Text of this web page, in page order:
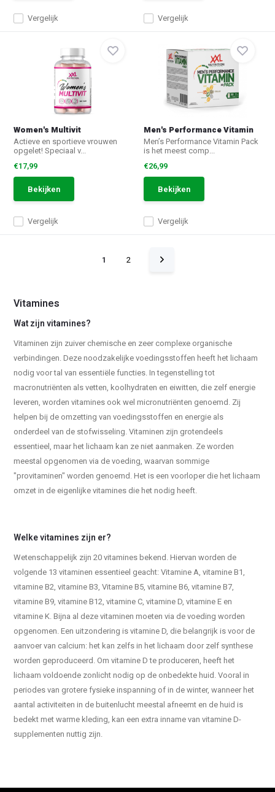
Vergelijk Vergelijk
Women's Multivit
Actieve en sportieve vrouwen
opgelet! Speciaal v...
Vergelijk
€17,99
Bekijken
Men's Performance Vitamin
Men’s Performance Vitamin Pack
is het meest comp...
Vergelijk
€26,99
Bekijken
1 2
Vitamines
Wat zijn vitamines?
Vitaminen zijn zuiver chemische en zeer complexe organische
verbindingen. Deze noodzakelijke voedingsstoffen heeft het lichaam
nodig voor tal van essentiële functies. In tegenstelling tot
macronutriënten als vetten, koolhydraten en eiwitten, die zelf energie
leveren, worden vitamines ook wel micronutriënten genoemd. Zij
helpen bij de omzetting van voedingsstoffen en energie als
onderdeel van de stofwisseling. Vitaminen zijn grotendeels
essentieel, maar het lichaam kan ze niet aanmaken. Ze worden
meestal opgenomen via de voeding, waarvan sommige
"provitaminen" worden genoemd. Het is een voorloper die het lichaam
omzet in de eigenlijke vitamines die het nodig heeft.
Welke vitamines zijn er?
Wetenschappelijk zijn 20 vitamines bekend. Hiervan worden de
volgende 13 vitaminen essentieel geacht: Vitamine A, vitamine B1,
vitamine B2, vitamine B3, Vitamine B5, vitamine B6, vitamine B7,
vitamine B9, vitamine B12, vitamine C, vitamine D, vitamine E en
vitamine K. Bijna al deze vitaminen moeten via de voeding worden
opgenomen. Een uitzondering is vitamine D, die belangrijk is voor de
aanvoer van calcium: het kan zelfs in het lichaam door zelf synthese
worden geproduceerd. Om vitamine D te produceren, heeft het
lichaam voldoende zonlicht nodig op de onbedekte huid. Vooral in
periodes van grotere fysieke inspanning of in de winter, wanneer het
aantal activiteiten in de buitenlucht meestal afneemt en de huid is
bedekt met warme kleding, kan een extra inname van vitamine D-
supplementen nuttig zijn.